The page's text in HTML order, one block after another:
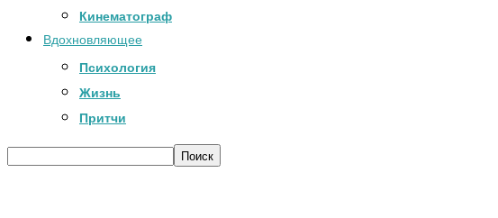
Кинематограф
Вдохновляющее
Психология
Жизнь
Притчи